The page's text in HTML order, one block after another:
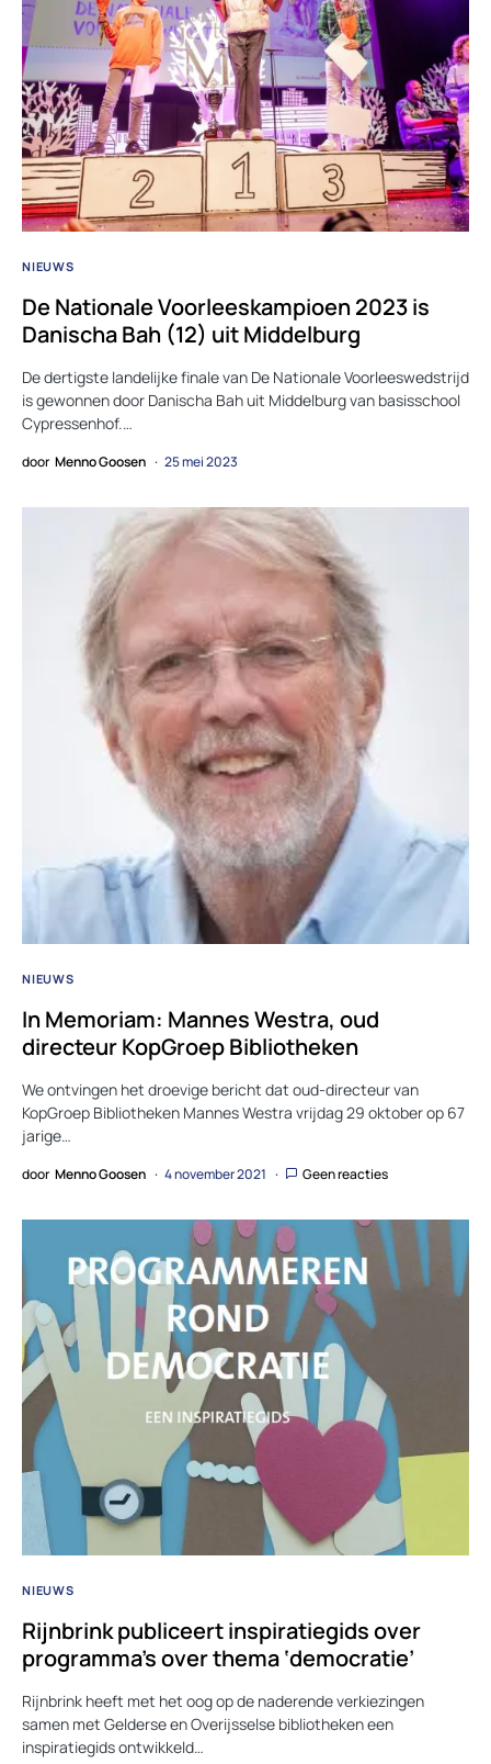
NIEUWS
De Nationale Voorleeskampioen 2023 is
Danischa Bah (12) uit Middelburg
De dertigste landelijke finale van De Nationale Voorleeswedstrijd
is gewonnen door Danischa Bah uit Middelburg van basisschool
Cypressenhof.…
door Menno Goosen 25 mei 2023
NIEUWS
In Memoriam: Mannes Westra, oud
directeur KopGroep Bibliotheken
We ontvingen het droevige bericht dat oud-directeur van
KopGroep Bibliotheken Mannes Westra vrijdag 29 oktober op 67
jarige…
door Menno Goosen 4 november 2021 Geen reacties
NIEUWS
Rijnbrink publiceert inspiratiegids over
programma’s over thema ‘democratie’
Rijnbrink heeft met het oog op de naderende verkiezingen
samen met Gelderse en Overijsselse bibliotheken een
inspiratiegids ontwikkeld…